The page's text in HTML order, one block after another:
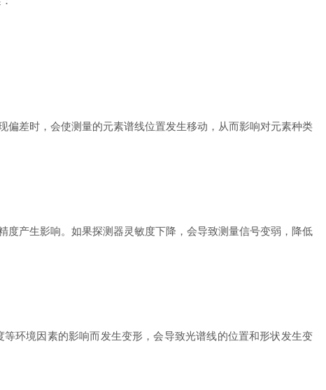
差时，会使测量的元素谱线位置发生移动，从而影响对元素种类
产生影响。如果探测器灵敏度下降，会导致测量信号变弱，降低
环境因素的影响而发生变形，会导致光谱线的位置和形状发生变